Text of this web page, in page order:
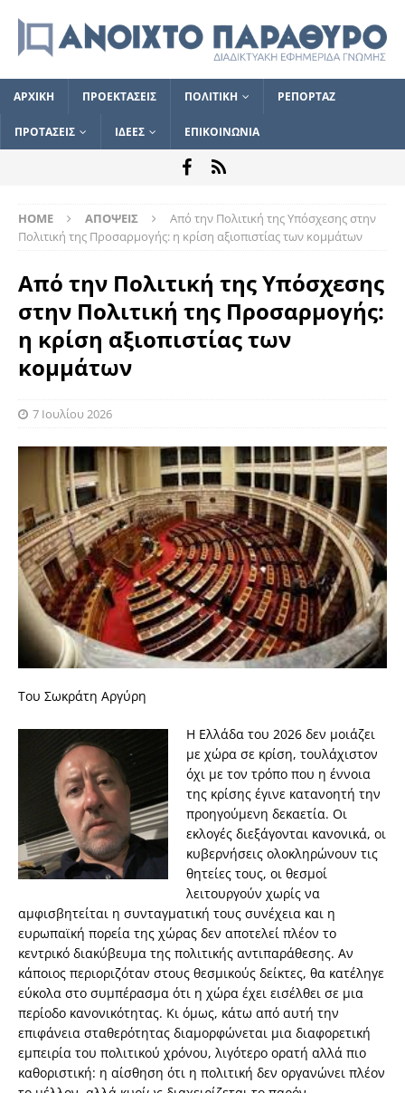
ΑΡΧΙΚΗ ΠΡΟΕΚΤΑΣΕΙΣ ΠΟΛΙΤΙΚΗ ΡΕΠΟΡΤΑΖ
ΠΡΟΤΑΣΕΙΣ ΙΔΕΕΣ ΕΠΙΚΟΙΝΩΝΙΑ
HOME ΑΠΟΨΕΙΣ
Από την Πολιτική της Υπόσχεσης στην
Πολιτική της Προσαρμογής: η κρίση αξιοπιστίας των κομμάτων
Από την Πολιτική της Υπόσχεσης
στην Πολιτική της Προσαρμογής:
η κρίση αξιοπιστίας των
κομμάτων
7 Ιουλίου 2026
Του Σωκράτη Αργύρη
Η Ελλάδα του 2026 δεν μοιάζει
με χώρα σε κρίση, τουλάχιστον
όχι με τον τρόπο που η έννοια
της κρίσης έγινε κατανοητή την
προηγούμενη δεκαετία. Οι
εκλογές διεξάγονται κανονικά, οι
κυβερνήσεις ολοκληρώνουν τις
θητείες τους, οι θεσμοί
λειτουργούν χωρίς να
αμφισβητείται η συνταγματική τους συνέχεια και η
ευρωπαϊκή πορεία της χώρας δεν αποτελεί πλέον το
κεντρικό διακύβευμα της πολιτικής αντιπαράθεσης. Αν
κάποιος περιοριζόταν στους θεσμικούς δείκτες, θα κατέληγε
εύκολα στο συμπέρασμα ότι η χώρα έχει εισέλθει σε μια
περίοδο κανονικότητας. Κι όμως, κάτω από αυτή την
επιφάνεια σταθερότητας διαμορφώνεται μια διαφορετική
εμπειρία του πολιτικού χρόνου, λιγότερο ορατή αλλά πιο
καθοριστική: η αίσθηση ότι η πολιτική δεν οργανώνει πλέον